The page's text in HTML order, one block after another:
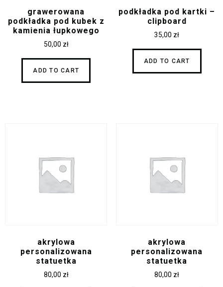
grawerowana
podkładka pod kubek z
kamienia łupkowego
50,00 zł
ADD TO CART
podkładka pod kartki –
clipboard
35,00 zł
ADD TO CART
akrylowa
personalizowana
statuetka
80,00 zł
akrylowa
personalizowana
statuetka
80,00 zł